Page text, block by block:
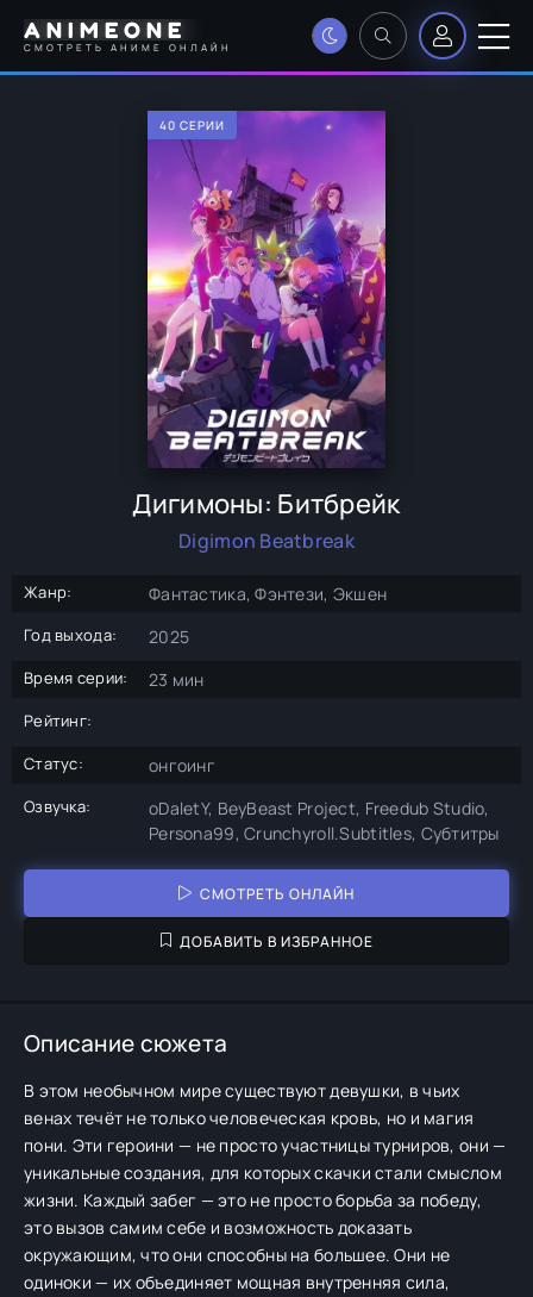
ANIMEONE
СМОТРЕТЬ АНИМЕ ОНЛАЙН
40 СЕРИИ
Дигимоны: Битбрейк
Digimon Beatbreak
Жанр: Фантастика, Фэнтези, Экшен
Год выхода: 2025
Время серии: 23 мин
Рейтинг:
Статус:
онгоинг
Озвучка:
oDaletY, BeyBeast Project, Freedub Studio,
Persona99, Crunchyroll.Subtitles, Субтитры
СМОТРЕТЬ ОНЛАЙН
ДОБАВИТЬ В ИЗБРАННОЕ
Описание сюжета
В этом необычном мире существуют девушки, в чьих
венах течёт не только человеческая кровь, но и магия
пони. Эти героини — не просто участницы турниров, они —
уникальные создания, для которых скачки стали смыслом
жизни. Каждый забег — это не просто борьба за победу,
это вызов самим себе и возможность доказать
окружающим, что они способны на большее. Они не
одиноки — их объединяет мощная внутренняя сила,